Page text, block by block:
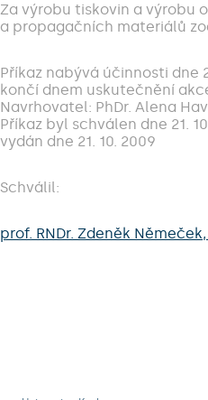
Za výrobu tiskovin a výrobu
a propagačních materiálů
Příkaz nabývá účinnosti dne
končí dnem uskutečnění
Navrhovatel: PhDr. Alena
Příkaz byl schválen dne 21.
vydán dne 21. 10. 2009
Schválil:
prof. RNDr. Zdeněk Němeček,